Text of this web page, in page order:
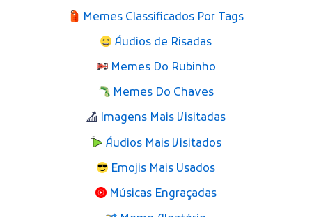
Memes Classificados Por Tags
Áudios de Risadas
Memes Do Rubinho
Memes Do Chaves
Imagens Mais Visitadas
Áudios Mais Visitados
Emojis Mais Usados
Músicas Engraçadas